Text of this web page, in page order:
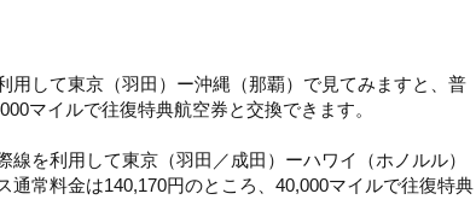
用して東京（羽田）ー沖縄（那覇）で見てみますと、普
マイルで往復特典航空券と交換できます。
を利用して東京（羽田／成田）ーハワイ（ホノルル）
通常料金は140,170円のところ、40,000マイルで往復特典